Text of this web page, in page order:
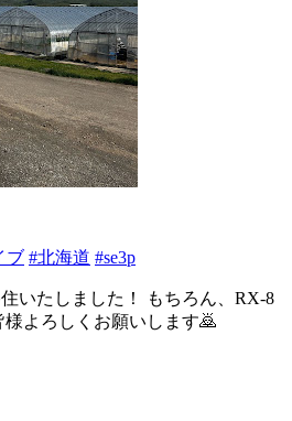
ブ #北海道 #se3p
いたしました！ もちろん、RX-8
よろしくお願いします🙇